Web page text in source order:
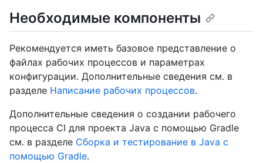
Необходимые компоненты
Рекомендуется иметь базовое представление о
файлах рабочих процессов и параметрах
конфигурации. Дополнительные сведения см. в
разделе Написание рабочих процессов.
Дополнительные сведения о создании рабочего
процесса CI для проекта Java с помощью Gradle
см. в разделе Сборка и тестирование в Java с
помощью Gradle.